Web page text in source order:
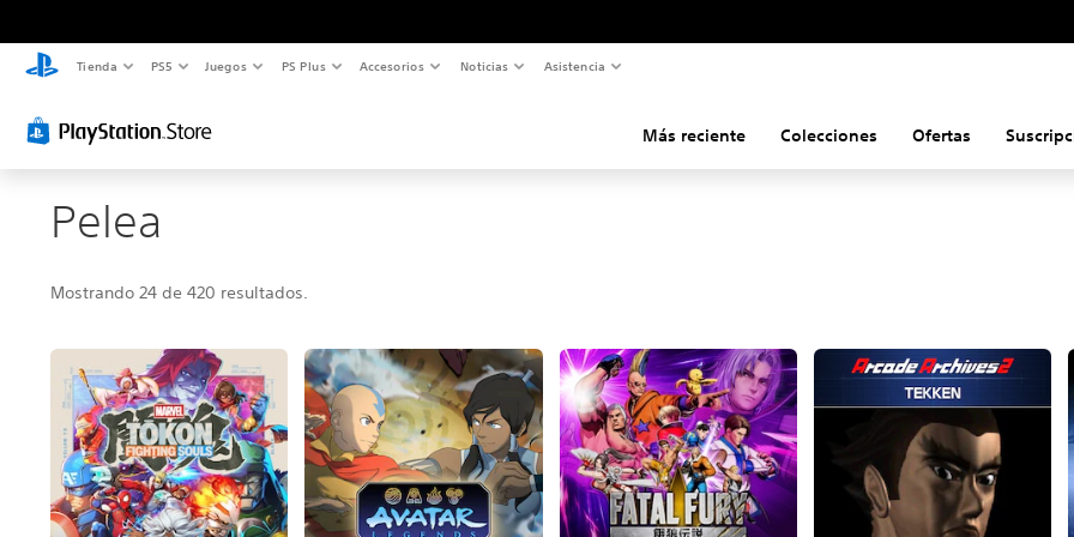
Tienda PS5 Juegos PS Plus Accesorios Noticias Asistencia
Más reciente Colecciones Ofertas
Pelea
Mostrando 24 de 420 resultados.